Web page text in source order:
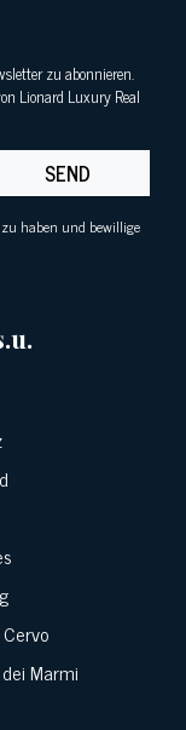
zu abonnieren.
Lionard Luxury Real
SEND
haben und bewillige
Marmi